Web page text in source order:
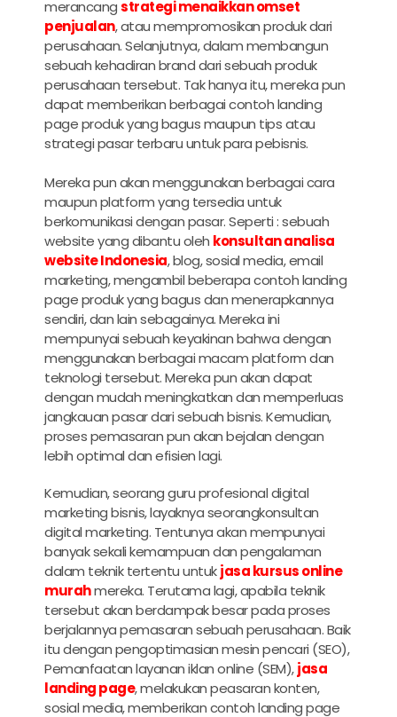
merancangstrategi menaikkan omset
penjualan, atau mempromosikan produk dari
perusahaan. Selanjutnya, dalam membangun
sebuah kehadiran brand dari sebuah produk
perusahaan tersebut. Tak hanya itu, mereka pun
dapat memberikan berbagai contoh landing
page produk yang bagus maupun tips atau
strategi pasar terbaru untuk para pebisnis.
Mereka pun akan menggunakan berbagai cara
maupun platform yang tersedia untuk
berkomunikasi dengan pasar. Seperti : sebuah
website yang dibantu oleh konsultan analisa
website Indonesia, blog, sosial media, email
marketing, mengambil beberapa contoh landing
page produk yang bagus dan menerapkannya
sendiri, dan lain sebagainya. Mereka ini
mempunyai sebuah keyakinan bahwa dengan
menggunakan berbagai macam platform dan
teknologi tersebut. Mereka pun akan dapat
dengan mudah meningkatkan dan memperluas
jangkauan pasar dari sebuah bisnis. Kemudian,
proses pemasaran pun akan bejalan dengan
lebih optimal dan efisien lagi.
Kemudian, seorang guru profesional digital
marketing bisnis, layaknya seorangkonsultan
digital marketing. Tentunya akan mempunyai
banyak sekali kemampuan dan pengalaman
dalam teknik tertentu untukjasa kursus online
murahmereka. Terutama lagi, apabila teknik
tersebut akan berdampak besar pada proses
berjalannya pemasaran sebuah perusahaan. Baik
itu dengan pengoptimasian mesin pencari (SEO),
Pemanfaatan layanan iklan online (SEM),jasa
landing page, melakukan peasaran konten,
sosial media, memberikan contoh landing page